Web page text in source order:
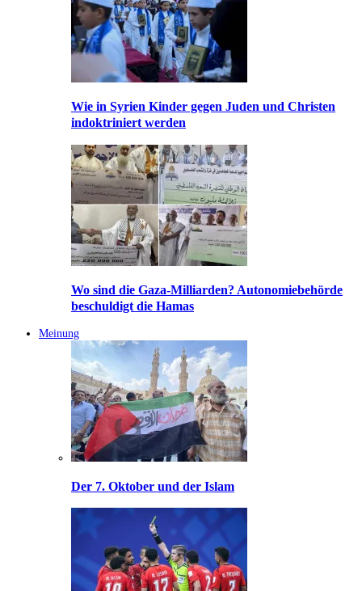
Wie in Syrien Kinder gegen Juden und Christen
indoktriniert werden
Wo sind die Gaza-Milliarden? Autonomiebehörde
beschuldigt die Hamas
Meinung
Der 7. Oktober und der Islam